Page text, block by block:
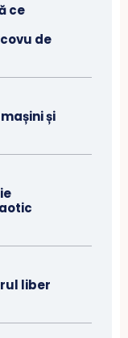
ce
de
și
liber